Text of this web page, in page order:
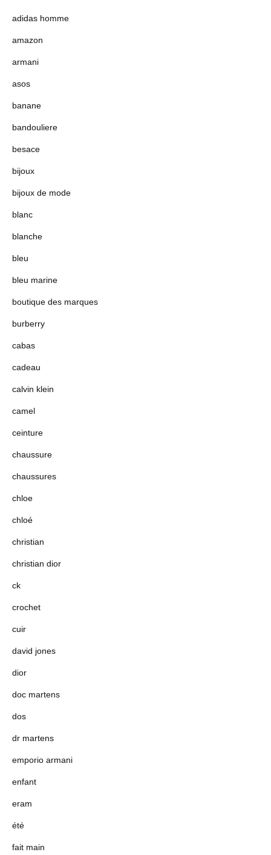
adidas homme
amazon
armani
asos
banane
bandouliere
besace
bijoux
bijoux de mode
blanc
blanche
bleu
bleu marine
boutique des marques
burberry
cabas
cadeau
calvin klein
camel
ceinture
chaussure
chaussures
chloe
chloé
christian
christian dior
ck
crochet
cuir
david jones
dior
doc martens
dos
dr martens
emporio armani
enfant
eram
été
fait main